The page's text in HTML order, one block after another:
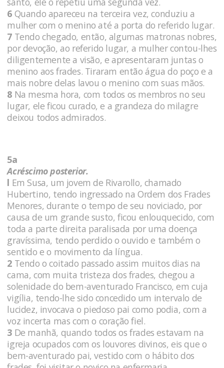
6 Quando apareceu na terceira vez, conduziu a
mulher com o menino até a porta do referido lugar.
7 Tendo chegado, então, algumas matronas nobres,
por devoção, ao referido lugar, a mulher contou-lhes
diligentemente a visão, e apresentaram juntas o
menino aos frades. Tiraram então água do poço e a
mais nobre delas lavou o menino com suas mãos.
8 Na mesma hora, com todos os membros no seu
lugar, ele ficou curado, e a grandeza do milagre
deixou todos admirados.
5a
Acréscimo posterior.
l Em Susa, um jovem de Rivarollo, chamado
Hubertino, tendo ingressado na Ordem dos Frades
Menores, durante o tempo de seu noviciado, por
causa de um grande susto, ficou enlouquecido, com
toda a parte direita paralisada por uma doença
gravíssima, tendo perdido o ouvido e também o
sentido e o movimento da língua.
2 Tendo o coitado passado assim muitos dias na
cama, com muita tristeza dos frades, chegou a
solenidade do bem-aventurado Francisco, em cuja
vigília, tendo-lhe sido concedido um intervalo de
lucidez, invocava o piedoso pai como podia, com a
voz incerta mas com o coração fiel.
3 De manhã, quando todos os frades estavam na
igreja ocupados com os louvores divinos, eis que o
bem-aventurado pai, vestido com o hábito dos